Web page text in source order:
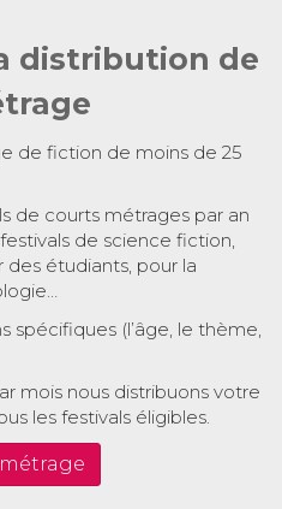
distribution de
de fiction de moins de 25
de courts métrages par an
de science fiction,
des étudiants, pour la
spécifiques (l’âge, le thème,
mois nous distribuons votre
les festivals éligibles.